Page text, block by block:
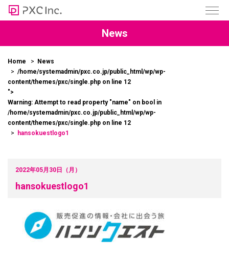
News
Home
News
/home/systemadmin/pxc.co.jp/public_html/wp/wp-
content/themes/pxc/single.php on line 12
">
Warning: Attempt to read property "name" on bool in
/home/systemadmin/pxc.co.jp/public_html/wp/wp-
content/themes/pxc/single.php on line 12
hansokuestlogo1
2022年05月30日（月）
hansokuestlogo1